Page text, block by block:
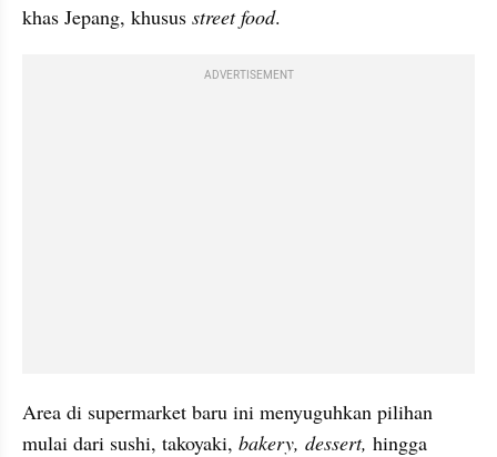
khas Jepang, khusus street food.
ADVERTISEMENT
Area di supermarket baru ini menyuguhkan pilihan
mulai dari sushi, takoyaki, bakery, dessert, hingga